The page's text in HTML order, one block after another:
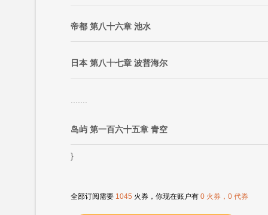
帝都 第八十六章 池水
日本 第八十七章 波普海尔
岛屿 第一百六十五章 青空
}
全部订阅需要 1045 火券，你现在账户有 0 火券，0 代券